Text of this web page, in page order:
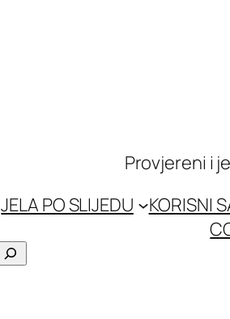
Provjereni i
JELA PO SLIJEDU KORISNI